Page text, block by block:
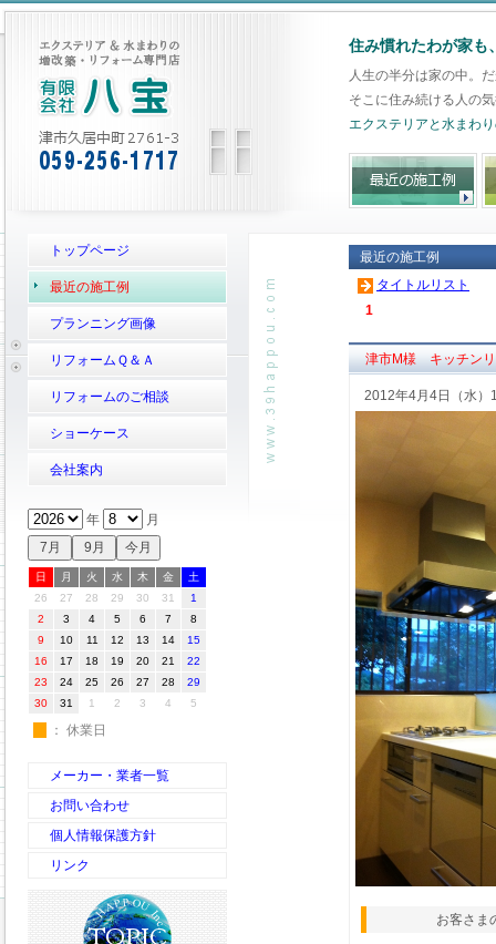
住み慣れたわが家も
人生の半分は家の中。
そこに住み続ける人の
エクステリアと水まわ
トップページ
最近の施工例
プランニング画像
リフォームＱ＆Ａ
リフォームのご相談
ショーケース
会社案内
年 月
日 月 火 水 木 金
土
26
27 28 29 30 31
1
2
3 4 5 6 7
8
9
10 11 12 13 14
15
16
17 18 19 20 21
22
23
24 25 26 27 28
29
30
31 1 2 3 4 5
： 休業日
メーカー・業者一覧
お問い合わせ
個人情報保護方針
リンク
最近の施工例
タイトルリスト
1
津市M様 キッチン
2012年4月4日（水）
お客さま